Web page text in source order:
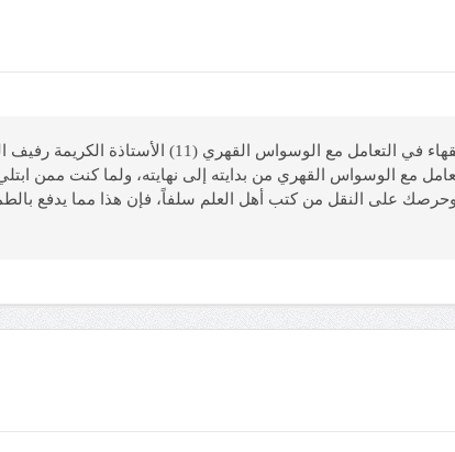
أرسل ماجد (29 سنة، أكاديمي، مصر) يقول: منهج
مع الوسواس القهري من بدايته إلى نهايته، ولما كنت ممن
على النقل من كتب أهل العلم سلفاً، فإن هذا مما يدفع